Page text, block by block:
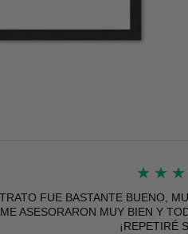
★ ★ ★
FUE BASTANTE BUENO,
ME ASESORARON MUY BIEN Y
¡REPETIRÉ